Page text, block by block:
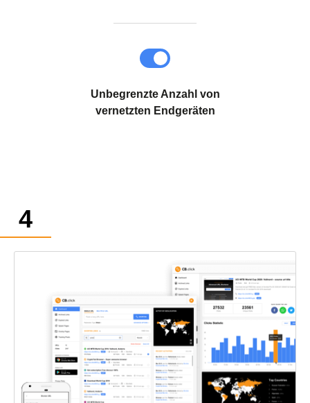
Unbegrenzte Anzahl von
vernetzten Endgeräten